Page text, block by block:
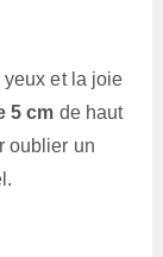
et la joie
5 cm de haut
oublier un